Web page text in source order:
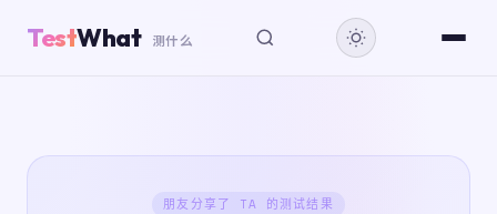
TestWhat 测什么
朋友分享了 TA 的测试结果